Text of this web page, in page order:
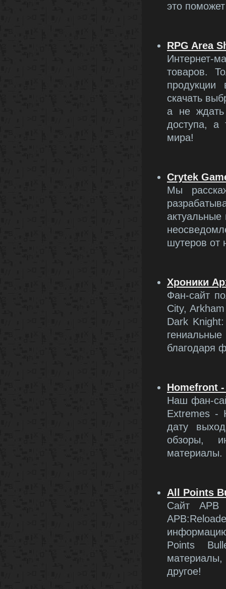
это
RPG Area
Интернет-
товаров.
продукции
скачать
а не
доступа, а
мира!
Crytek
Мы
шутеров от
Хроники
Фан-сайт
City,
Dark
благодаря
Homefront
Наш фан-
Extremes -
дату
обзоры,
материалы.
All Points
Сайт APB
Points
другое!